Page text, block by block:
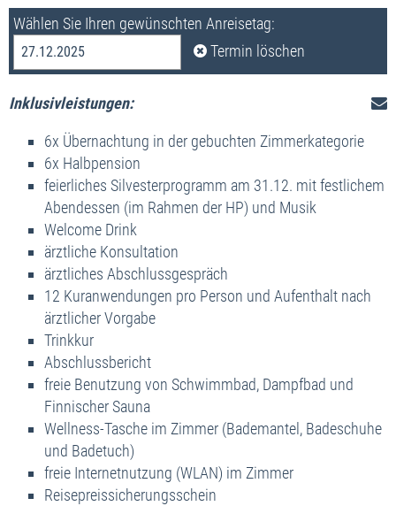
Wählen Sie Ihren gewünschten Anreisetag:
27.12.2025 Termin löschen
Inklusivleistungen:
6x Übernachtung in der gebuchten Zimmerkategorie
6x Halbpension
feierliches Silvesterprogramm am 31.12. mit festlichem
Abendessen (im Rahmen der HP) und Musik
Welcome Drink
ärztliche Konsultation
ärztliches Abschlussgespräch
12 Kuranwendungen pro Person und Aufenthalt nach
ärztlicher Vorgabe
Trinkkur
Abschlussbericht
freie Benutzung von Schwimmbad, Dampfbad und
Finnischer Sauna
Wellness-Tasche im Zimmer (Bademantel, Badeschuhe
und Badetuch)
freie Internetnutzung (WLAN) im Zimmer
Reisepreissicherungsschein